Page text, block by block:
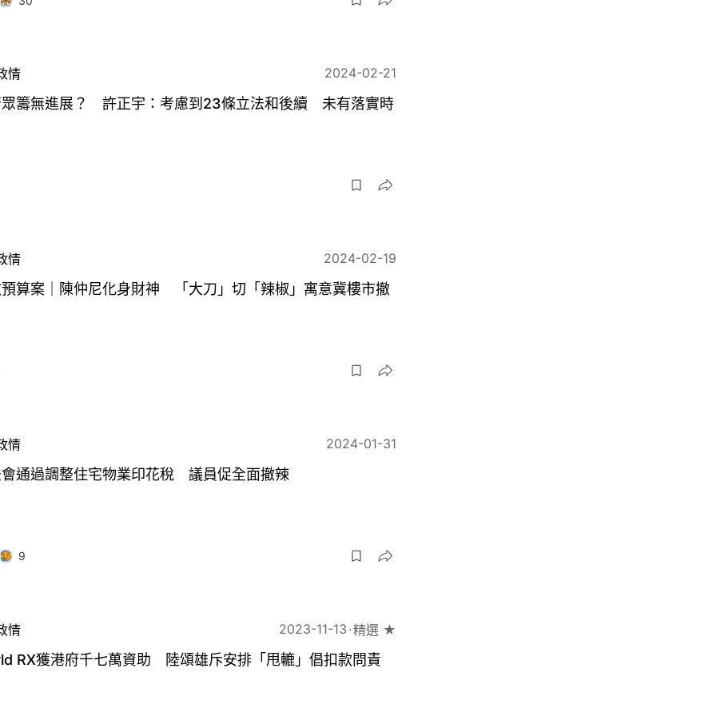
情 2024-02-21
籌無進展？ 許正宇：考慮到23條立法和後續 未有落實時
情 2024-02-19
算案｜陳仲尼化身財神 「大刀」切「辣椒」寓意冀樓市撤
情 2024-01-31
通過調整住宅物業印花稅 議員促全面撤辣
9
情 2023-11-13 精選 ★
RX獲港府千七萬資助 陸頌雄斥安排「甩轆」倡扣款問責